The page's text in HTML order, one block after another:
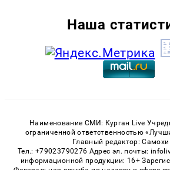
Наша
Наименование СМИ: Курган Live
ограниченной ответственностью
Главный редактор:
Тел.: +79023790276 Адрес эл. почты:
информационной продукции: 16+